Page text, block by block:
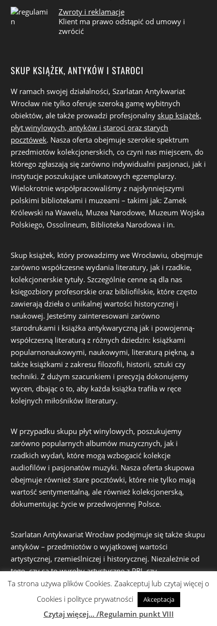
Zwroty i reklamacje
Klient ma prawo odstąpić od umowy i
zwrócić
SKUP KSIĄŻEK, ANTYKÓW I STAROCI
W ramach swojej działalności, Szarlatan Antykwariat
Wrocław nie tylko oferuje szeroką gamę wybitnych
obiektów, ale także prowadzi profesjonalnyskup książek,
płyt winylowych, antyków i staroci oraz starych
pocztówek. Nasza oferta obejmuje szerokie spektrum
przedmiotów kolekcjonerskich, co czyni nas miejscem, do
którego zgłaszają się zarówno indywidualni pasjonaci, jak i
instytucje poszukujące unikatowych egzemplarzy.
Wielokrotnie współpracowaliśmy z najsłynniejszymi
polskimi bibliotekami i muzeami – takimi jak: Zamek
Królewski na Wawelu, Muzea Narodowe, Muzeum Wojska
Polskiego, Ossolineum, Biblioteka Narodowa i in.
Skup książek, który prowadzimy we Wrocławiu, obejmuje
zarówno współczesne wydania literatury, jak i rzadkie,
kolekcjonerskie tytuły. Szczególnie cenne są dla nas
księgozbiory profesorskie oraz bibliofilskie, które często
zawierają dzieła o unikalnej wartości historycznej i
naukowej. Jesteśmy zainteresowani zarówno
starodrukami i książka antykwaryczną jak i powojenną-
współczesną literaturą z różnych dziedzin: książkami
popularnonaukowymi, naukowymi, literaturą piękną, a
także książkami z zakresu filozofii, historii, sztuki czy
techniki. Z dużym szacunkiem i precyzją dokonujemy
wycen, dbając o to, aby każda książka trafiła w ręce
kolejnych miłośników literatury.
W przypadku skupu płyt winylowych, poszukujemy
zarówno popularnych albumów muzycznych, jak i
rzadkich wydań, które mogą wzbogacić kolekcje
audiofilów i pasjonatów muzyki. Nasza oferta skupowa
obejmuje również stare pocztówki, które nie tylko mają
wartość sentymentalną, ale również kolekcjonerską,
dokumentując życie w przedwojennej Polsce.
Szarlatan Antykwariat Wrocław podejmuje się także skupu
antyków – przedmiotów o wyjątkowej wartości
artystycznej, rzemieślniczej i historycznej. Niezależnie od
tego, czy są to wyroby artystyczne z PRL czy
osiemnastowieczna porcelana, obrazy, czy inne starocie, z
wielką starannością i fachową wiedzą oceniamy ich
wartość, oferując uczciwe warunki współpracy.
Ta strona używa plików Cookies. Zaakceptuj lub czytaj więcej o
Cookies i polityce prywatności
Akceptacja
Czytaj więcej... /Regulamin punkt VIII